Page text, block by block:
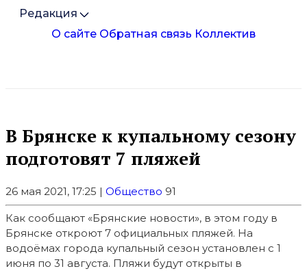
Редакция
О сайте Обратная связь Коллектив
В Брянске к купальному сезону
подготовят 7 пляжей
26 мая 2021, 17:25 | Общество 91
Как сообщают «Брянские новости», в этом году в
Брянске откроют 7 официальных пляжей. На
водоёмах города купальный сезон установлен с 1
июня по 31 августа. Пляжи будут открыты в